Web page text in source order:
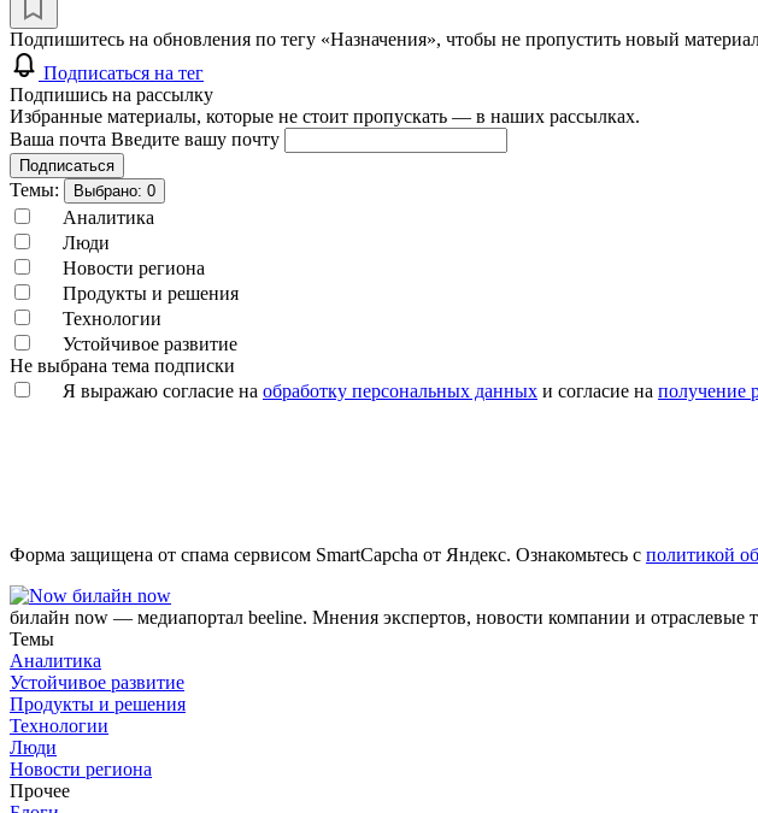
Подпишитесь на обновления по тегу «Назначения», чтобы не пропустить новый
Подписаться на тег
Подпишись на рассылку
Избранные материалы, которые не стоит пропускать — в наших рассылках.
Ваша почта Введите вашу почту
Подписаться
Темы: Выбрано: 0
Аналитика
Люди
Новости региона
Продукты и решения
Технологии
Устойчивое развитие
Не выбрана тема подписки
Я выражаю согласие на обработку персональных данных и согласие на получение
Форма защищена от спама сервисом SmartCapcha от Яндекс. Ознакомьтесь с политикой
билайн now
билайн now — медиапортал beeline. Мнения экспертов, новости компании и отраслевые
Темы
Аналитика
Устойчивое развитие
Продукты и решения
Технологии
Люди
Новости региона
Прочее